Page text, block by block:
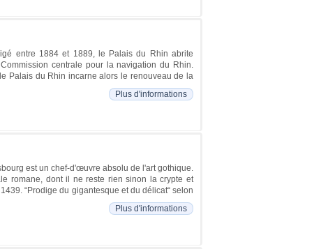
entre 1884 et 1889, le Palais du Rhin abrite
centrale pour la navigation du Rhin.
Palais du Rhin incarne alors le renouveau de la
Plus d'informations
est un chef-d'œuvre absolu de l'art gothique.
romane, dont il ne reste rien sinon la crypte et
“Prodige du gigantesque et du délicat“ selon
Plus d'informations